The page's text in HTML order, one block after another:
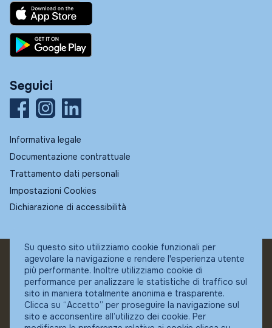
Seguici
Informativa legale
Documentazione contrattuale
Trattamento dati personali
Impostazioni Cookies
Dichiarazione di accessibilità
© Fundstore
Collocatore autorizzato:
Banca Ifigest SpA
P.Iva: 04337180485
Su questo sito utilizziamo cookie funzionali per
agevolare la navigazione e rendere l'esperienza utente
più performante. Inoltre utilizziamo cookie di
performance per analizzare le statistiche di traffico sul
sito in maniera totalmente anonima e trasparente.
Clicca su “Accetto” per proseguire la navigazione sul
sito e acconsentire all’utilizzo dei cookie. Per